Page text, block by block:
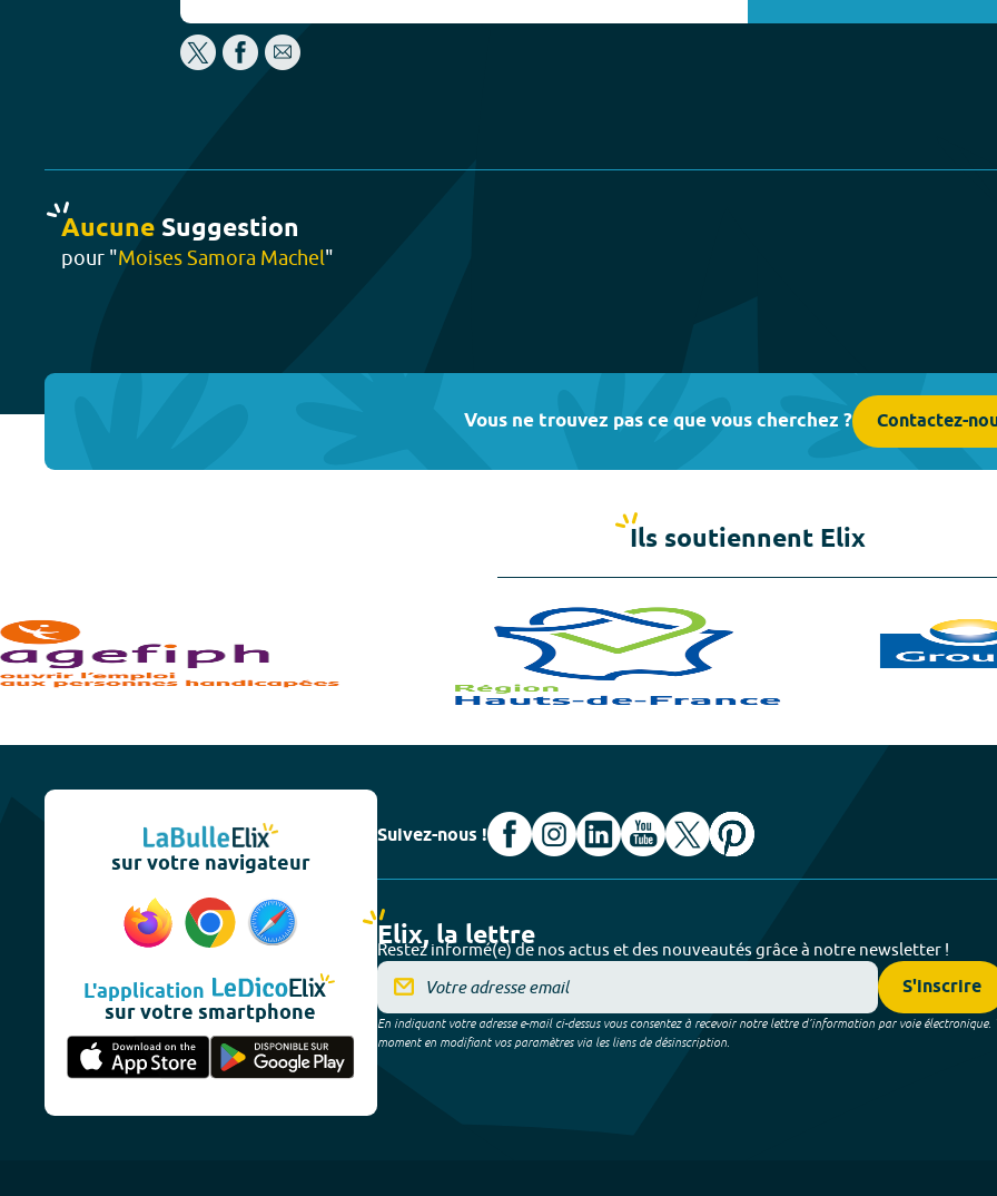
Aucune Suggestion
pour "Moises Samora Machel"
Vous ne trouvez pas ce que vous cherchez ? Contactez-
Ils soutiennent Elix
sur votre navigateur
L'application
sur votre smartphone
Suivez-nous !
Elix, la lettre
Restez informé(e) de nos actus et des nouveautés grâce à notre newsletter !
S'inscrire
En indiquant votre adresse e-mail ci-dessus vous consentez à recevoir notre lettre d’information par voie électronique.
moment en modifiant vos paramètres via les liens de désinscription.